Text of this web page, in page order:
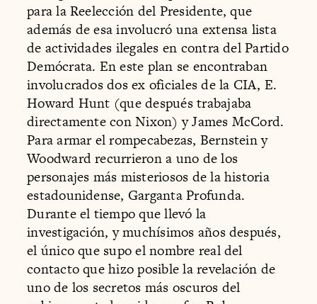
para la Reelección del Presidente, que
además de esa involucró una extensa lista
de actividades ilegales en contra del Partido
Demócrata. En este plan se encontraban
involucrados dos ex oficiales de la CIA, E.
Howard Hunt (que después trabajaba
directamente con Nixon) y James McCord.
Para armar el rompecabezas, Bernstein y
Woodward recurrieron a uno de los
personajes más misteriosos de la historia
estadounidense, Garganta Profunda.
Durante el tiempo que llevó la
investigación, y muchísimos años después,
el único que supo el nombre real del
contacto que hizo posible la revelación de
uno de los secretos más oscuros del